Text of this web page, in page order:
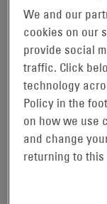
Sabemos que es
eficiencia de los
espacio de su
quiere realizar
su dinero al
responsables de
simplemente
We and our
cookies on our
provide social
traffic. Click
technology
Policy in the
on how we use
and change
returning to this